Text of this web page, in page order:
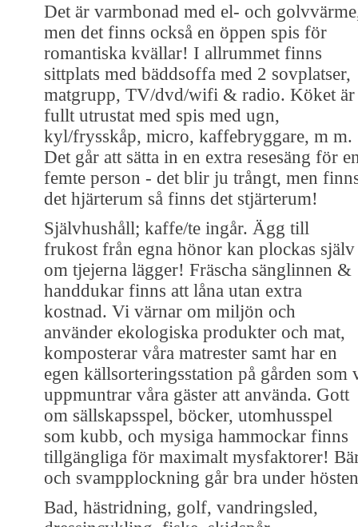
Det är varmbonad med el- och
men det finns också en öppen spis för
romantiska kvällar! I allrummet finns
sittplats med bäddsoffa med 2 sovplatser,
matgrupp, TV/dvd/wifi & radio. Köket är
fullt utrustat med spis med ugn,
kyl/frysskåp, micro, kaffebryggare, m m.
Det går att sätta in en extra resesäng för
femte person - det blir ju trångt, men
det hjärterum så finns det stjärterum!
Självhushåll; kaffe/te ingår. Ägg till
frukost från egna hönor kan plockas själv
om tjejerna lägger! Fräscha sänglinnen &
handdukar finns att låna utan extra
kostnad. Vi värnar om miljön och
använder ekologiska produkter och mat,
komposterar våra matrester samt har en
egen källsorteringsstation på gården som
uppmuntrar våra gäster att använda. Gott
om sällskapsspel, böcker, utomhusspel
som kubb, och mysiga hammockar finns
tillgängliga för maximalt mysfaktorer!
och svampplockning går bra under hösten
Bad, hästridning, golf, vandringsled,